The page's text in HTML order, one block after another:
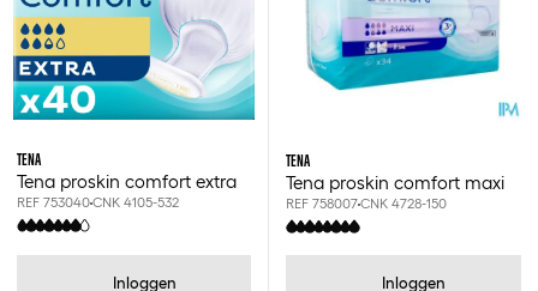
Extra
Maxi
Super
Ultima
TENA
Tena proskin comfort extra
REF 753040CNK 4105-532
Inloggen
TENA
Tena proskin comfort maxi
REF 758007CNK 4728-150
Inloggen